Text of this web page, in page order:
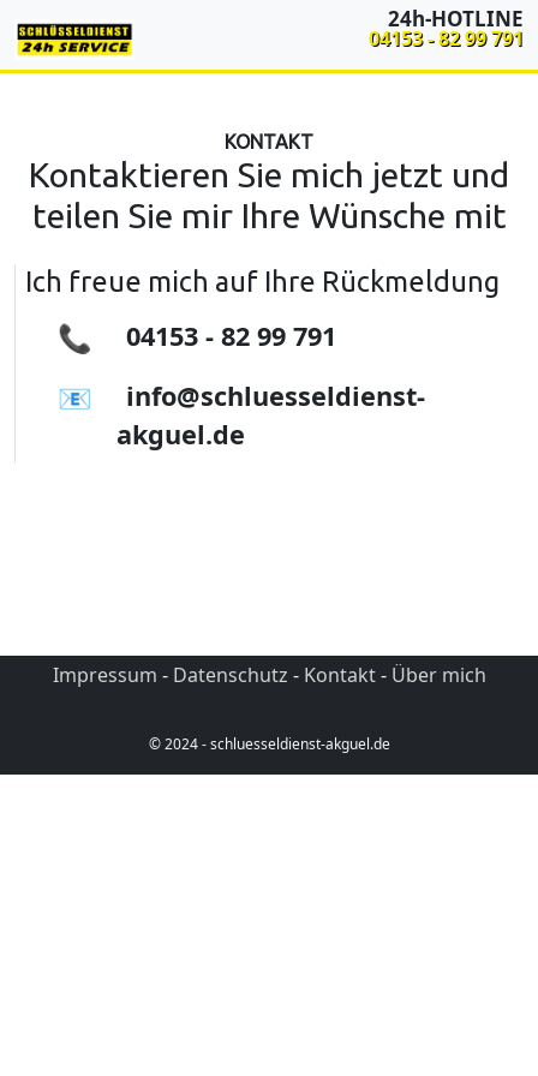
24h-HOTLINE
04153 - 82 99 791
KONTAKT
Kontaktieren Sie mich jetzt und
teilen Sie mir Ihre Wünsche mit
Ich freue mich auf Ihre Rückmeldung
📞 04153 - 82 99 791
📧
info@schluesseldienst-
akguel.de
Impressum - Datenschutz - Kontakt - Über mich
© 2024 - schluesseldienst-akguel.de